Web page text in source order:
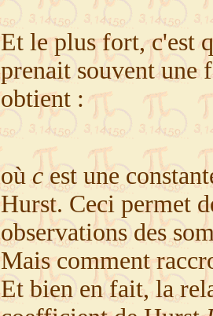
Et le plus fort, c'est
prenait souvent une
obtient :
oùcest une
Hurst. Ceci permet
observations des
Mais comment
Et bien en fait, la